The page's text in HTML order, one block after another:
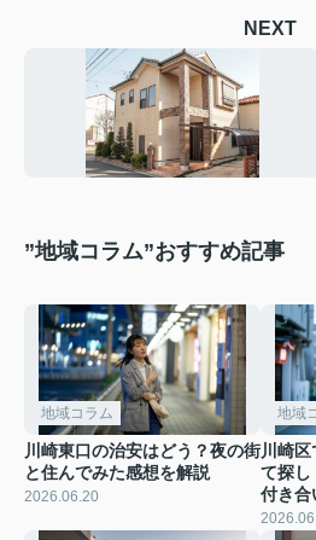
NEXT
”地域コラム”おすすめ記事
地域コラム
川崎東口の治安はどう？夜の街
と住んでみた感想を解説
2026.06.20
地域
川崎区
て探し
付き合